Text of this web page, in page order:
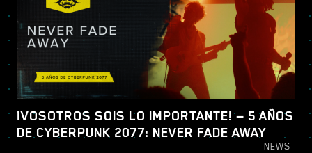
¡VOSOTROS SOIS LO IMPORTANTE! — 5 AÑOS
DE CYBERPUNK 2077: NEVER FADE AWAY
NEWS_